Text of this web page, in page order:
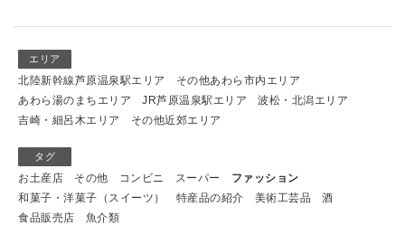
エリア
北陸新幹線芦原温泉駅エリア
その他あわら市内エリア
あわら湯のまちエリア
JR芦原温泉駅エリア
波松・北潟エリア
吉崎・細呂木エリア
その他近郊エリア
タグ
お土産店 その他 コンビニ スーパー
ファッション
和菓子・洋菓子（スイーツ）
特産品の紹介 美術工芸品
酒
食品販売店
魚介類